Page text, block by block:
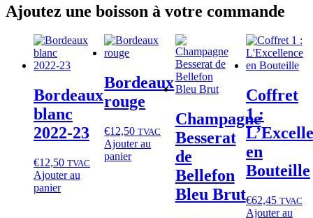
Ajoutez une boisson à votre commande
Bordeaux
blanc
2022‑23
€12,50 TVAC
Ajouter au
panier
Bordeaux
rouge
€12,50 TVAC
Ajouter au
panier
Champagne
Besserat
de
Bellefon
Bleu Brut
Coffret
1 :
en
Bouteille
€62,45 TVAC
Ajouter au